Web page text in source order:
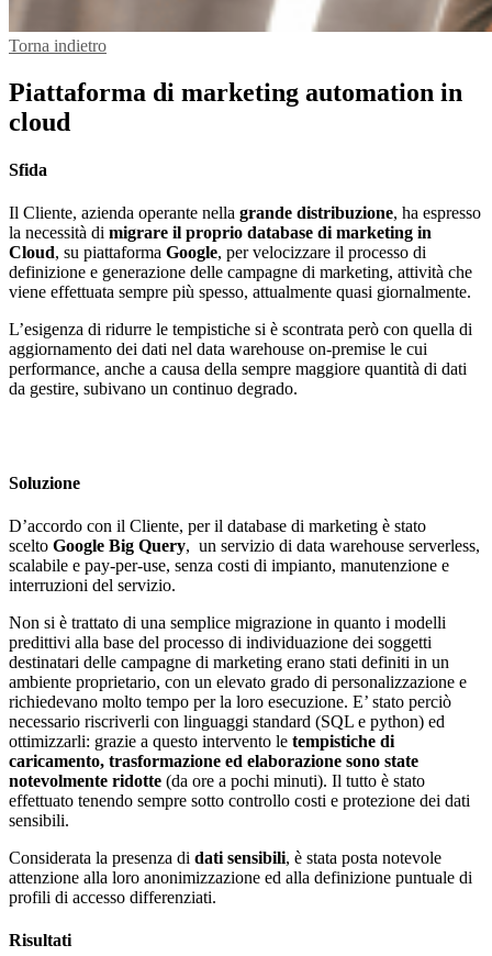
Torna indietro
Piattaforma di marketing automation in
cloud
Sfida
Il Cliente, azienda operante nella grande distribuzione, ha espresso
la necessità di migrare il proprio database di marketing in
Cloud, su piattaforma Google, per velocizzare il processo di
definizione e generazione delle campagne di marketing, attività che
viene effettuata sempre più spesso, attualmente quasi giornalmente.
L’esigenza di ridurre le tempistiche si è scontrata però con quella di
aggiornamento dei dati nel data warehouse on-premise le cui
performance, anche a causa della sempre maggiore quantità di dati
da gestire, subivano un continuo degrado.
Soluzione
D’accordo con il Cliente, per il database di marketing è stato
scelto Google Big Query, un servizio di data warehouse serverless,
scalabile e pay-per-use, senza costi di impianto, manutenzione e
interruzioni del servizio.
Non si è trattato di una semplice migrazione in quanto i modelli
predittivi alla base del processo di individuazione dei soggetti
destinatari delle campagne di marketing erano stati definiti in un
ambiente proprietario, con un elevato grado di personalizzazione e
richiedevano molto tempo per la loro esecuzione. E’ stato perciò
necessario riscriverli con linguaggi standard (SQL e python) ed
ottimizzarli: grazie a questo intervento le tempistiche di
caricamento, trasformazione ed elaborazione sono state
notevolmente ridotte (da ore a pochi minuti). Il tutto è stato
effettuato tenendo sempre sotto controllo costi e protezione dei dati
sensibili.
Considerata la presenza di dati sensibili, è stata posta notevole
attenzione alla loro anonimizzazione ed alla definizione puntuale di
profili di accesso differenziati.
Risultati